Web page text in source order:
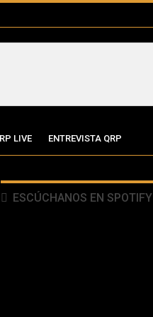
LIVE ENTREVISTA QRP
ESCÚCHANOS EN SPOTIFY